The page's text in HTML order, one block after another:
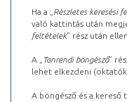
Ha a „ Részletes keresési
való kattintás után
feltételek” rész után
A „ Tanrendi böngésző”
lehet elkezdeni
A böngésző és a